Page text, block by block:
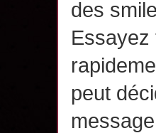
des
Essayez
peut